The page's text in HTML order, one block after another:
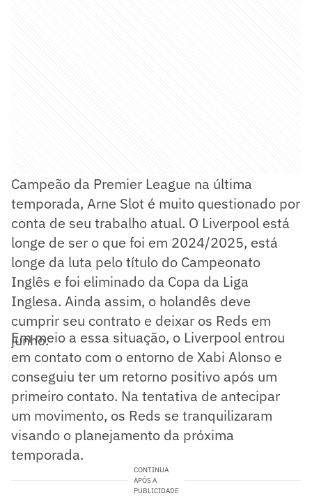
Campeão da Premier League na última
temporada, Arne Slot é muito questionado por
conta de seu trabalho atual. O Liverpool está
longe de ser o que foi em 2024/2025, está
longe da luta pelo título do Campeonato
Inglês e foi eliminado da Copa da Liga
Inglesa. Ainda assim, o holandês deve
cumprir seu contrato e deixar os Reds em
junho.
Em meio a essa situação, o Liverpool entrou
em contato com o entorno de Xabi Alonso e
conseguiu ter um retorno positivo após um
primeiro contato. Na tentativa de antecipar
um movimento, os Reds se tranquilizaram
visando o planejamento da próxima
temporada.
CONTINUA
APÓS A
PUBLICIDADE